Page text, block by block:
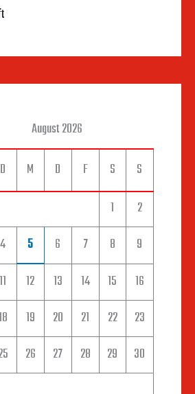
August 2026
D M D F S
S
1
2
4 5 6 7 8
9
11 12 13 14 15
16
19 20 21 22
23
26 27 28 29
30